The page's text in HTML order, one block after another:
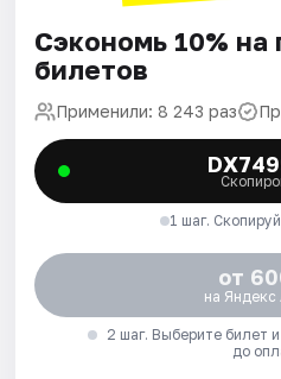
Сэкономь 10% на
билетов
Применили: 8 243 раз
1 шаг.
от
на
2 шаг. Выберите билет
до